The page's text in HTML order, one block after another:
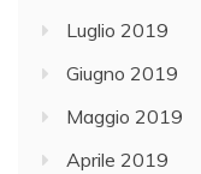
Luglio 2019
Giugno 2019
Maggio 2019
Aprile 2019